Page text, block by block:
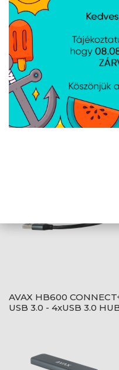
Power Delivery:
15 V/3 A, 20 V/5 A
Kábelhossz: 25 cm
Kompatibilis
Linux, Chrome OS,
Méret:
Tömeg: 45 g
AVAX HB600
USB 3.0 - 4xUSB 3.0